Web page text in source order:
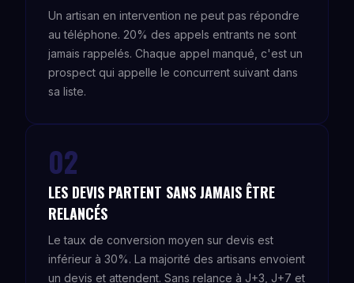
Un artisan en intervention ne peut pas répondre
au téléphone. 20% des appels entrants ne sont
jamais rappelés. Chaque appel manqué, c'est un
prospect qui appelle le concurrent suivant dans
sa liste.
02
LES DEVIS PARTENT SANS JAMAIS ÊTRE
RELANCÉS
Le taux de conversion moyen sur devis est
inférieur à 30%. La majorité des artisans envoient
un devis et attendent. Sans relance à J+3, J+7 et